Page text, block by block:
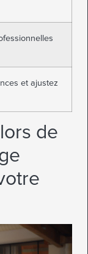
et ajustez
de